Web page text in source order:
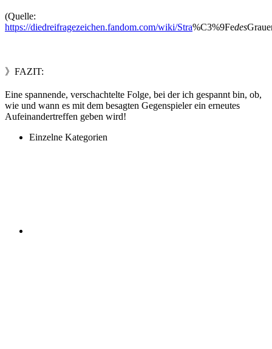
(Quelle:
https://diedreifragezeichen.fandom.com/wiki/Stra%C3%9Fedes
》FAZIT:
Eine spannende, verschachtelte Folge, bei der ich gespannt bin, ob,
wie und wann es mit dem besagten Gegenspieler ein erneutes
Aufeinandertreffen geben wird!
Einzelne Kategorien